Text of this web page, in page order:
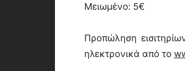
Μειωμένο: 5€
Προπώληση
ηλεκτρονικά από το